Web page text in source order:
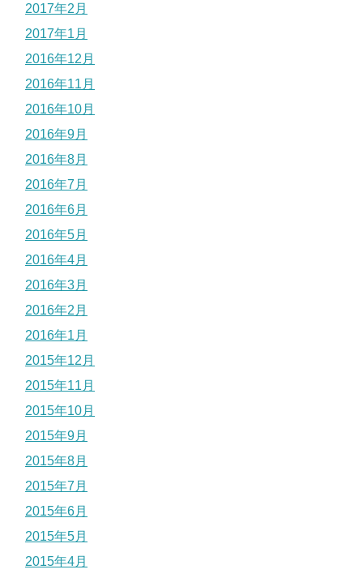
2017年2月
2017年1月
2016年12月
2016年11月
2016年10月
2016年9月
2016年8月
2016年7月
2016年6月
2016年5月
2016年4月
2016年3月
2016年2月
2016年1月
2015年12月
2015年11月
2015年10月
2015年9月
2015年8月
2015年7月
2015年6月
2015年5月
2015年4月